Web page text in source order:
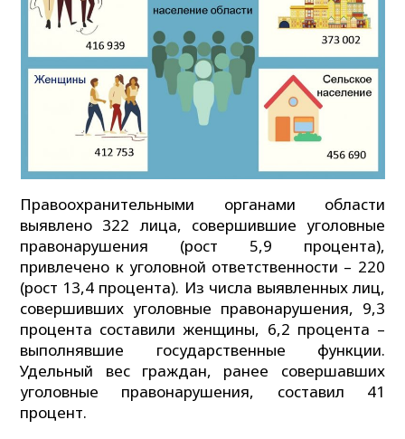
Правоохранительными органами области
выявлено 322 лица, совершившие уголовные
правонарушения (рост 5,9 процента),
привлечено к уголовной ответственности – 220
(рост 13,4 процента). Из числа выявленных лиц,
совершивших уголовные правонарушения, 9,3
процента составили женщины, 6,2 процента –
выполнявшие государственные функции.
Удельный вес граждан, ранее совершавших
уголовные правонарушения, составил 41
процент.